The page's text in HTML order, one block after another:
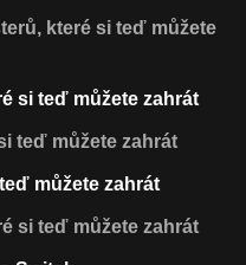
které si teď můžete
si teď můžete zahrát
teď můžete zahrát
můžete zahrát
si teď můžete zahrát